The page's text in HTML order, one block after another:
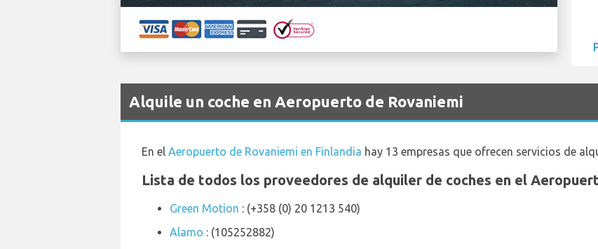
Alquile un coche en Aeropuerto de Rovaniemi
En el Aeropuerto de Rovaniemi en Finlandia hay 13 empresas que ofrecen servicios de
Lista de todos los proveedores de alquiler de coches en el
Green Motion : (+358 (0) 20 1213 540)
Alamo : (105252882)